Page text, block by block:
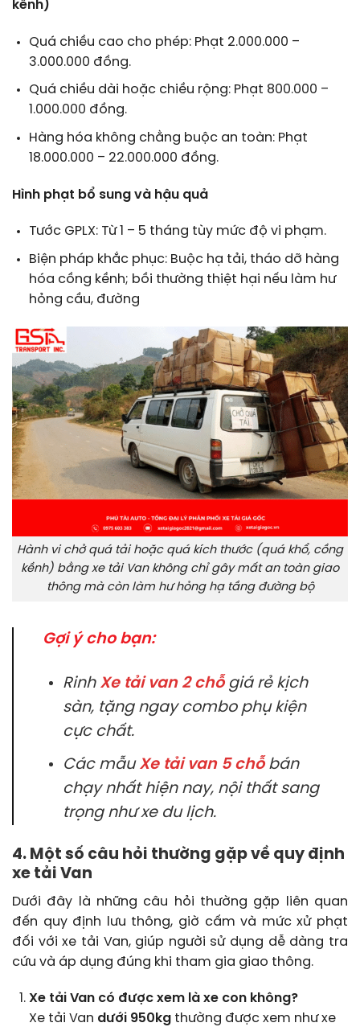
kềnh)
Quá chiều cao cho phép: Phạt 2.000.000 –
3.000.000 đồng.
Quá chiều dài hoặc chiều rộng: Phạt 800.000 –
1.000.000 đồng.
Hàng hóa không chằng buộc an toàn: Phạt
18.000.000 – 22.000.000 đồng.
Hình phạt bổ sung và hậu quả
Tước GPLX: Từ 1 – 5 tháng tùy mức độ vi phạm.
Biện pháp khắc phục: Buộc hạ tải, tháo dỡ hàng
hóa cồng kềnh; bồi thường thiệt hại nếu làm hư
hỏng cầu, đường
Hành vi chở quá tải hoặc quá kích thước (quá khổ, cồng
kềnh) bằng xe tải Van không chỉ gây mất an toàn giao
thông mà còn làm hư hỏng hạ tầng đường bộ
Gợi ý cho bạn:
Rinh Xe tải van 2 chỗgiá rẻ kịch
sàn, tặng ngay combo phụ kiện
cực chất.
Các mẫu Xe tải van 5 chỗbán
chạy nhất hiện nay, nội thất sang
trọng như xe du lịch.
4. Một số câu hỏi thường gặp về quy định
xe tải Van
Dưới đây là những câu hỏi thường gặp liên quan
đến quy định lưu thông, giờ cấm và mức xử phạt
đối với xe tải Van, giúp người sử dụng dễ dàng tra
cứu và áp dụng đúng khi tham gia giao thông.
Xe tải Van có được xem là xe con không?
Xe tải Van dưới 950kgthường được xem như xe